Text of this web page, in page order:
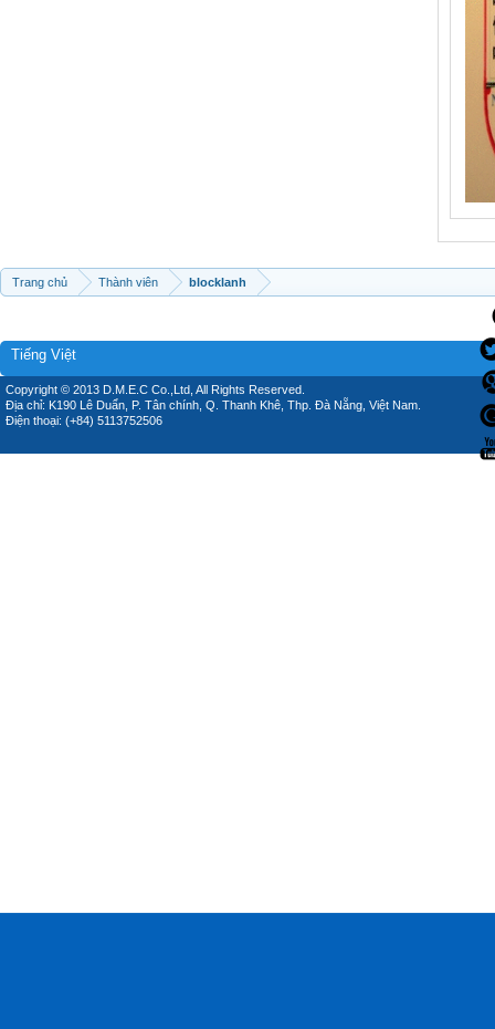
Trang chủ Thành viên blocklanh
Tiếng Việt
Copyright © 2013 D.M.E.C Co.,Ltd, All Rights Reserved.
Địa chỉ: K190 Lê Duẩn, P. Tân chính, Q. Thanh Khê, Thp. Đà Nẵng, Việt Nam.
Điện thoại: (+84) 5113752506